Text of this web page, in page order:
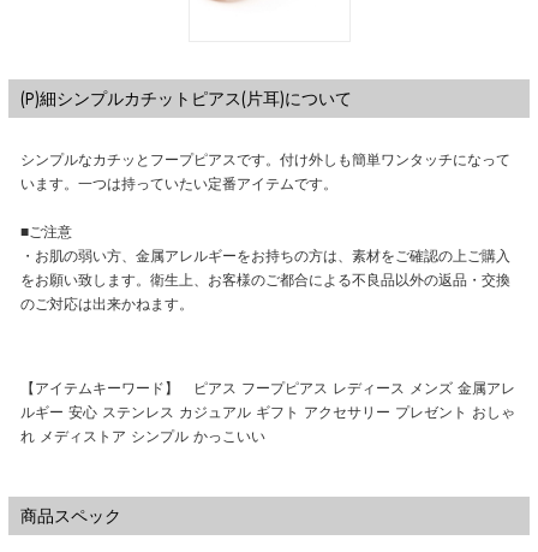
(P)細シンプルカチットピアス(片耳)について
シンプルなカチッとフープピアスです。付け外しも簡単ワンタッチになって
います。一つは持っていたい定番アイテムです。
■ご注意
・お肌の弱い方、金属アレルギーをお持ちの方は、素材をご確認の上ご購入
をお願い致します。衛生上、お客様のご都合による不良品以外の返品・交換
のご対応は出来かねます。
【アイテムキーワード】 ピアス フープピアス レディース メンズ 金属アレ
ルギー 安心 ステンレス カジュアル ギフト アクセサリー プレゼント おしゃ
れ メディストア シンプル かっこいい
商品スペック